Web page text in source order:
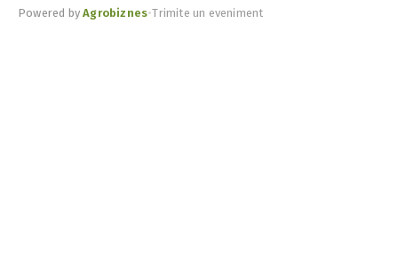
Powered byAgrobiznes•Trimite un eveniment